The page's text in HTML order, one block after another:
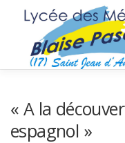
« A la
espagnol »